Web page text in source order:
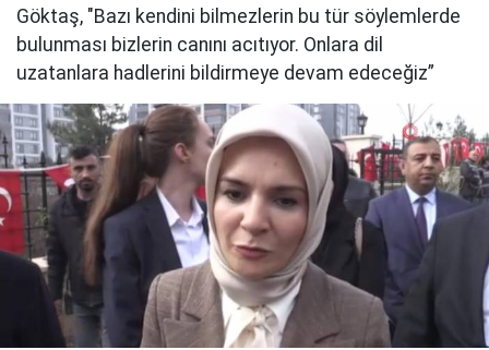
Göktaş, "Bazı kendini bilmezlerin bu tür söylemlerde
bulunması bizlerin canını acıtıyor. Onlara dil
uzatanlara hadlerini bildirmeye devam edeceğiz”